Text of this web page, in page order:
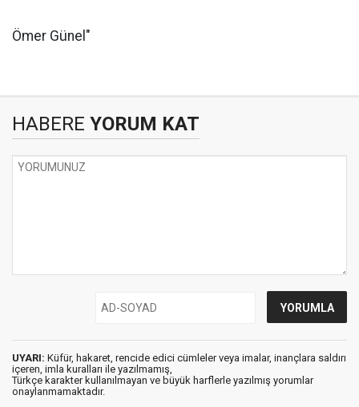
Ömer Günel"
HABERE YORUM KAT
UYARI: Küfür, hakaret, rencide edici cümleler veya imalar, inançlara saldırı
içeren, imla kuralları ile yazılmamış,
Türkçe karakter kullanılmayan ve büyük harflerle yazılmış yorumlar
onaylanmamaktadır.